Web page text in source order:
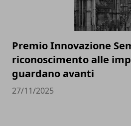
Premio Innovazione
riconoscimento alle
guardano avanti
27/11/2025